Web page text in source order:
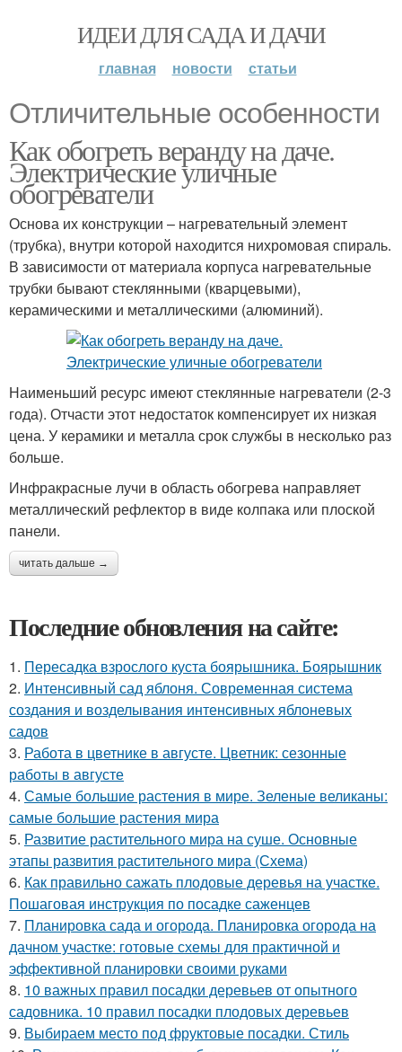
ИДЕИ ДЛЯ САДА И ДАЧИ
главная новости статьи
Отличительные особенности
Как обогреть веранду на даче.
Электрические уличные
обогреватели
Основа их конструкции – нагревательный элемент
(трубка), внутри которой находится нихромовая спираль.
В зависимости от материала корпуса нагревательные
трубки бывают стеклянными (кварцевыми),
керамическими и металлическими (алюминий).
Наименьший ресурс имеют стеклянные нагреватели (2-3
года). Отчасти этот недостаток компенсирует их низкая
цена. У керамики и металла срок службы в несколько раз
больше.
Инфракрасные лучи в область обогрева направляет
металлический рефлектор в виде колпака или плоской
панели.
читать дальше →
Последние обновления на сайте:
1. Пересадка взрослого куста боярышника. Боярышник
2. Интенсивный сад яблоня. Современная система
создания и возделывания интенсивных яблоневых
садов
3. Работа в цветнике в августе. Цветник: сезонные
работы в августе
4. Самые большие растения в мире. Зеленые великаны:
самые большие растения мира
5. Развитие растительного мира на суше. Основные
этапы развития растительного мира (Схема)
6. Как правильно сажать плодовые деревья на участке.
Пошаговая инструкция по посадке саженцев
7. Планировка сада и огорода. Планировка огорода на
дачном участке: готовые схемы для практичной и
эффективной планировки своими руками
8. 10 важных правил посадки деревьев от опытного
садовника. 10 правил посадки плодовых деревьев
9. Выбираем место под фруктовые посадки. Стиль